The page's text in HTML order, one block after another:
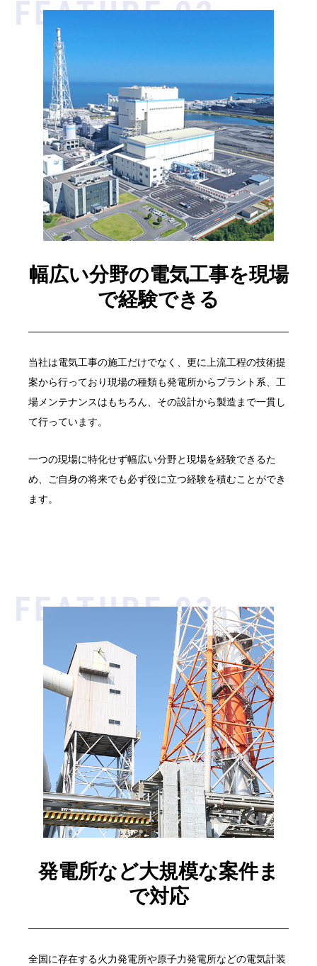
FEATURE 02
幅広い分野の電気工事を現場
で経験できる
当社は電気工事の施工だけでなく、更に上流工程の技術提
案から行っており現場の種類も発電所からプラント系、工
場メンテナンスはもちろん、その設計から製造まで一貫し
て行っています。
一つの現場に特化せず幅広い分野と現場を経験できるた
め、ご自身の将来でも必ず役に立つ経験を積むことができ
ます。
FEATURE 03
発電所など大規模な案件ま
で対応
全国に存在する火力発電所や原子力発電所などの電気計装